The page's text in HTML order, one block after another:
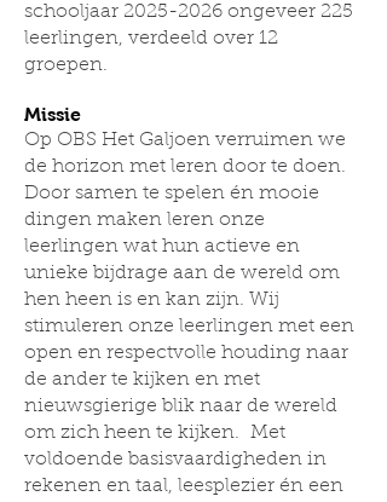
schooljaar 2025-2026 ongeveer 225
leerlingen, verdeeld over 12
groepen.
Missie
Op OBS Het Galjoen verruimen we
de horizon met leren door te doen.
Door samen te spelen én mooie
dingen maken leren onze
leerlingen wat hun actieve en
unieke bijdrage aan de wereld om
hen heen is en kan zijn. Wij
stimuleren onze leerlingen met een
open en respectvolle houding naar
de ander te kijken en met
nieuwsgierige blik naar de wereld
om zich heen te kijken. Met
voldoende basisvaardigheden in
rekenen en taal, leesplezier én een